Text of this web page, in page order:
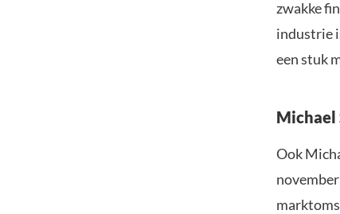
zwakke
industrie
een stuk
Michael
Ook